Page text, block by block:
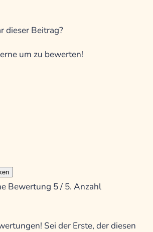
dieser Beitrag?
um zu bewerten!
Bewertung 5/ 5. Anzahl
Sei der Erste, der diesen